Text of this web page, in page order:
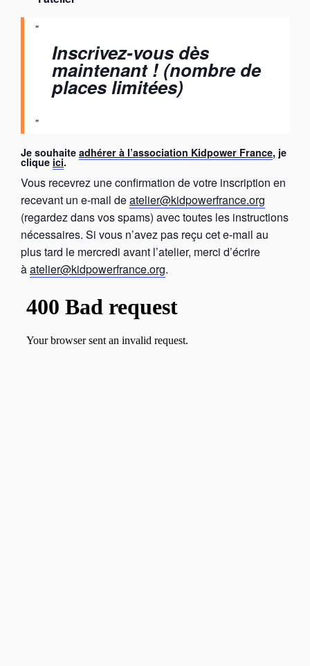
Inscrivez-vous dès
maintenant ! (nombre de
places limitées)
Je souhaite adhérer à l’association Kidpower France, je
clique ici.
Vous recevrez une confirmation de votre inscription en
recevant un e-mail deatelier@kidpowerfrance.org
(regardez dans vos spams) avec toutes les instructions
nécessaires. Si vous n’avez pas reçu cet e-mail au
plus tard le mercredi avant l’atelier, merci d’écrire
àatelier@kidpowerfrance.org.